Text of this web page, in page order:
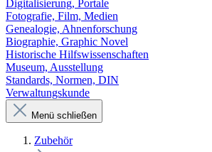
Digitalisierung, Portale
Fotografie, Film, Medien
Genealogie, Ahnenforschung
Biographie, Graphic Novel
Historische Hilfswissenschaften
Museum, Ausstellung
Standards, Normen, DIN
Verwaltungskunde
Menü schließen
Zubehör